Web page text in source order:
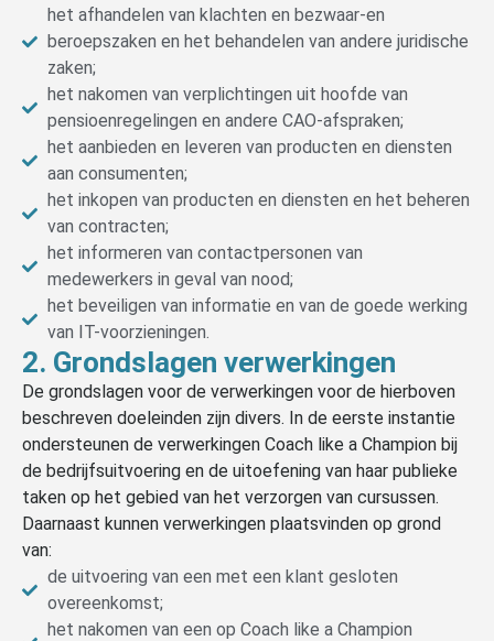
het afhandelen van klachten en bezwaar-en
beroepszaken en het behandelen van andere juridische
zaken;
het nakomen van verplichtingen uit hoofde van
pensioenregelingen en andere CAO-afspraken;
het aanbieden en leveren van producten en diensten
aan consumenten;
het inkopen van producten en diensten en het beheren
van contracten;
het informeren van contactpersonen van
medewerkers in geval van nood;
het beveiligen van informatie en van de goede werking
van IT-voorzieningen.
2. Grondslagen verwerkingen
De grondslagen voor de verwerkingen voor de hierboven
beschreven doeleinden zijn divers. In de eerste instantie
ondersteunen de verwerkingen Coach like a Champion bij
de bedrijfsuitvoering en de uitoefening van haar publieke
taken op het gebied van het verzorgen van cursussen.
Daarnaast kunnen verwerkingen plaatsvinden op grond
van:
de uitvoering van een met een klant gesloten
overeenkomst;
het nakomen van een op Coach like a Champion